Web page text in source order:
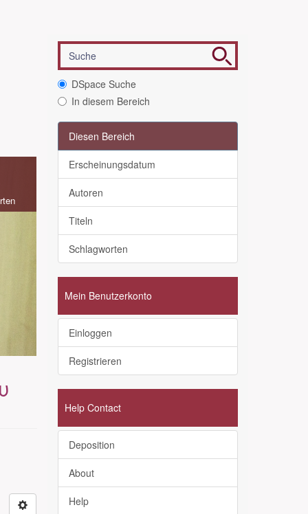
DSpace Suche
In diesem Bereich
Diesen Bereich
Erscheinungsdatum
Autoren
Titeln
Schlagworten
Mein Benutzerkonto
Einloggen
Registrieren
Help Contact
Deposition
About
Help